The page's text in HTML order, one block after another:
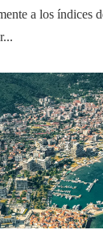
a los índices